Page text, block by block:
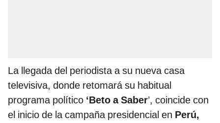
La llegada del periodista a su nueva casa
televisiva, donde retomará su habitual
programa político ‘Beto a Saber’, coincide con
el inicio de la campaña presidencial en Perú,